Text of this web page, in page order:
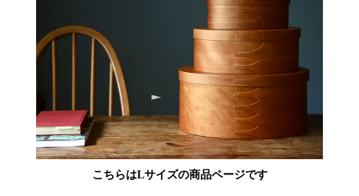
こちらはLサイズの商品ページです